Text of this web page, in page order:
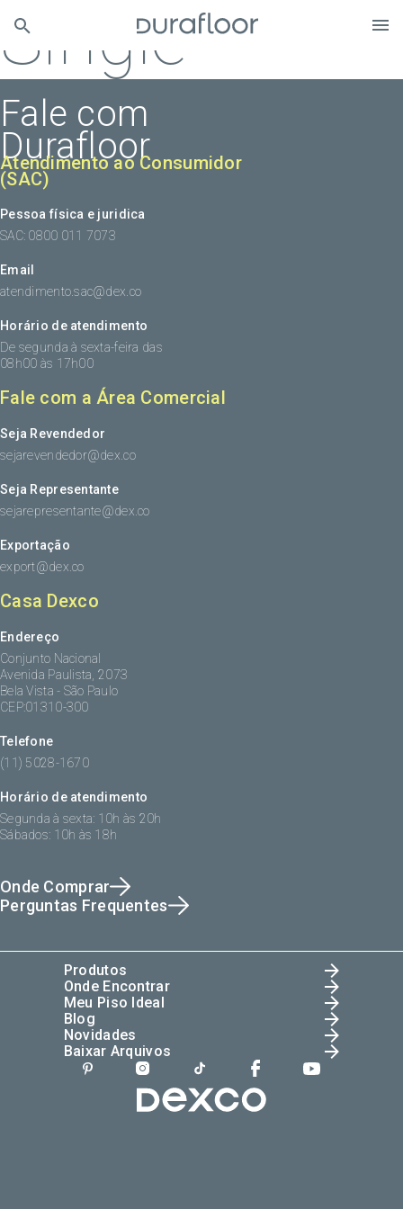
Single
Fale com
Durafloor
Atendimento ao Consumidor
(SAC)
Pessoa física e juridica
SAC: 0800 011 7073
Email
atendimento.sac@dex.co
Horário de atendimento
De segunda à sexta-feira das
08h00 às 17h00
Fale com a Área Comercial
Seja Revendedor
sejarevendedor@dex.co
Seja Representante
sejarepresentante@dex.co
Exportação
export@dex.co
Casa Dexco
Endereço
Conjunto Nacional
Avenida Paulista, 2073
Bela Vista - São Paulo
CEP:01310-300
Telefone
(11) 5028-1670
Horário de atendimento
Segunda à sexta: 10h às 20h
Sábados: 10h às 18h
Onde Comprar
Perguntas Frequentes
Produtos
Onde Encontrar
Meu Piso Ideal
Blog
Novidades
Baixar Arquivos